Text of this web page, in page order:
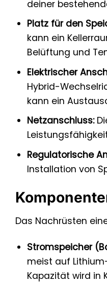
deiner
Platz für den
kann ein
Belüftung und
Elektrischer
Hybrid-
kann ein
Netzanschluss:
Regulatorische
Installation von
Das Nachrüsten
Stromspeicher
meist auf
Kapazität wird in